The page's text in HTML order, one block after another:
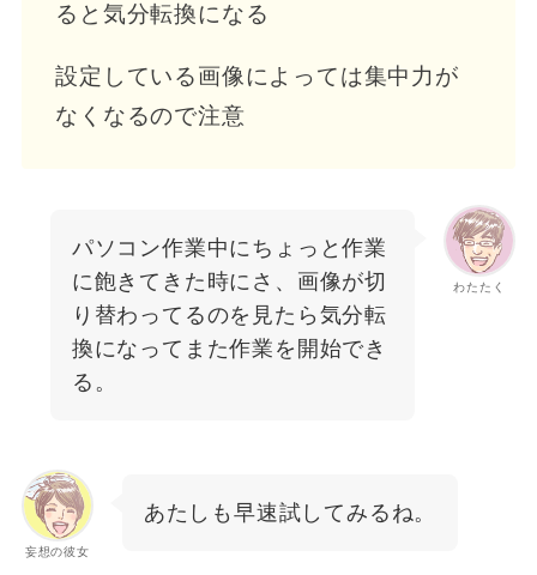
ると気分転換になる
設定している画像によっては集中力が
なくなるので注意
わたたく
パソコン作業中にちょっと作業
に飽きてきた時にさ、画像が切
り替わってるのを見たら気分転
換になってまた作業を開始でき
る。
妄想の彼女
あたしも早速試してみるね。